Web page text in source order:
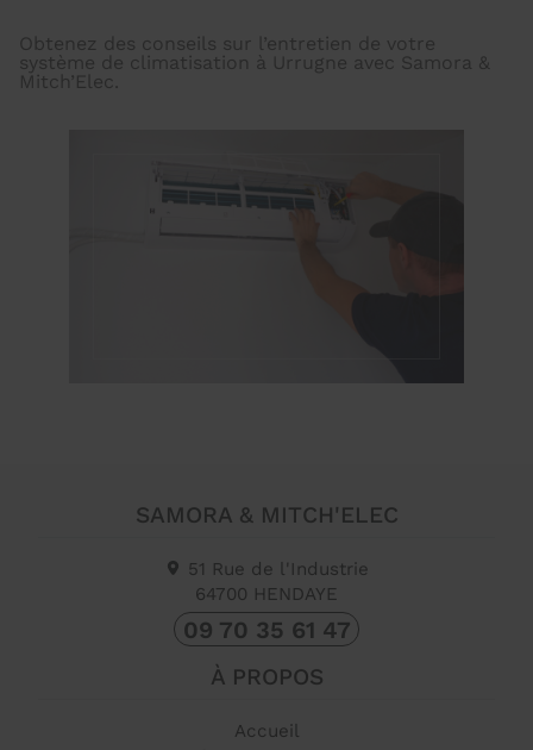
Obtenez des conseils sur l’entretien de votre
système de climatisation à Urrugne avec Samora &
Mitch’Elec.
SAMORA & MITCH'ELEC
51 Rue de l'Industrie
64700 HENDAYE
09 70 35 61 47
À PROPOS
Accueil